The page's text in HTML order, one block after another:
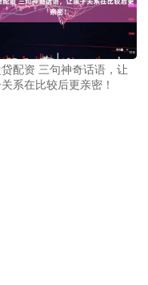
配资 三句神奇话语，让
系在比较后更亲密！